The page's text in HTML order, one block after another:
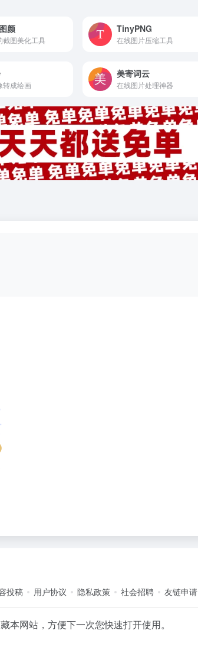
颜
截图美化工具
TinyPNG
在线图片压缩工具
转成绘画
美寄词云
在线图片处理神器
投稿 用户协议 隐私政策 社会招聘 友链申请
本网站，方便下一次您快速打开使用。